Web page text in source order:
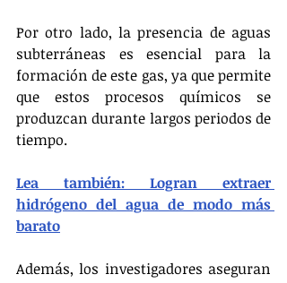
Por otro lado, la presencia de aguas
subterráneas es esencial para la
formación de este gas, ya que permite
que estos procesos químicos se
produzcan durante largos periodos de
tiempo.
Lea también: Logran extraer
hidrógeno del agua de modo más
barato
Además, los investigadores aseguran